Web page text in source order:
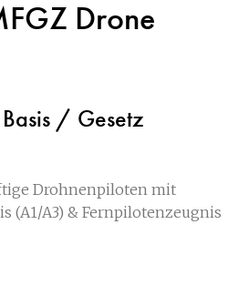
Drone
/ Gesetz
Drohnenpiloten mit
(A1/A3) & Fernpilotenzeugnis